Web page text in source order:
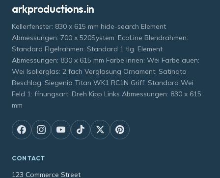
arkproductions.in
Kellerfenster: 830 x 615 mm hide-search Element
Abmessungen: 700 x 520System: EcoLine Blendrahmen:
Standard Flgelrahmen: Standard 1 tlg. Element
Abmessungen: 830 x 615 mm Farbe innen: Wei Farbe auen:
Wei Isolierglas: 2 fach Verglasung Ornament: Satinato
Beschlag: Siegenia Titan WK1 RC1N Griff: Standard Wei
Feld 1: ffnungsart: Dreh Kipp Links Abmessungen: 830 x 615
mm
CONTACT
123 Commerce Street